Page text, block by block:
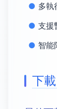
多執
支援
智能
下